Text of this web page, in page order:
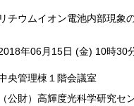
リチウムイオン電池内部現象
年06月15日 (金) 10時30
央管理棟１階会議室
（公財）高輝度光科学研究セ